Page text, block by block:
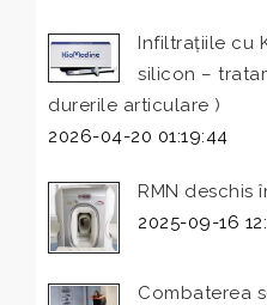
Infiltrațiile cu
silicon –
durerile articulare )
2026-04-20 01:19:44
RMN deschis
2025-09-16
Combaterea